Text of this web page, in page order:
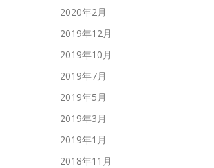
2020年2月
2019年12月
2019年10月
2019年7月
2019年5月
2019年3月
2019年1月
2018年11月